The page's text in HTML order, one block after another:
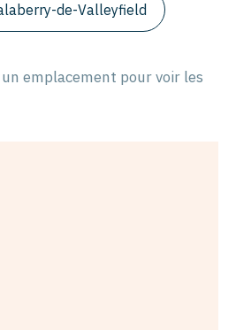
de-Valleyfield
emplacement pour voir les